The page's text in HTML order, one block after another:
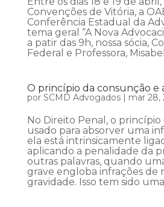
Convenções de Vitória, a
Conferência Estadual da
tema geral “A Nova
a patir das 9h, nossa sócia,
Federal e Professora,
O princípio da consunção e
por SCMD Advogados| mar 28,
No Direito Penal, o
usado para absorver uma
ela está intrinsicamente
aplicando a penalidade da
outras palavras, quando
grave engloba infrações de
gravidade. Isso tem sido